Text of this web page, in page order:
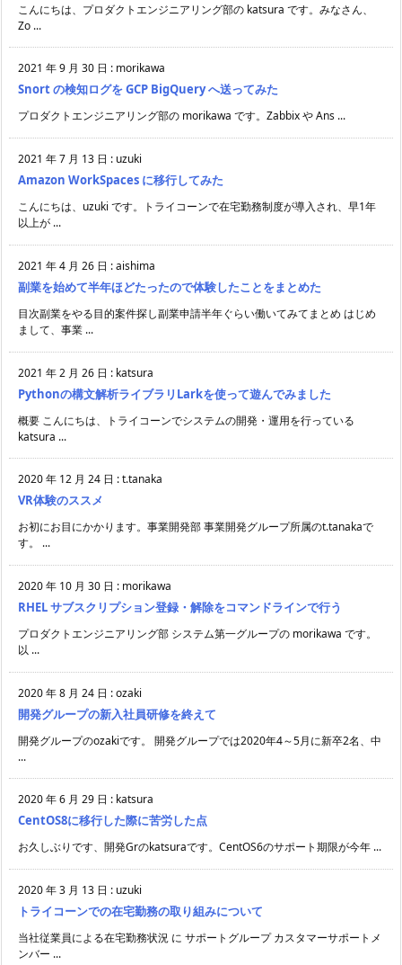
こんにちは、プロダクトエンジニアリング部の katsura です。みなさん、
Zo ...
2021 年 9 月 30 日 : morikawa
Snort の検知ログを GCP BigQuery へ送ってみた
プロダクトエンジニアリング部の morikawa です。Zabbix や Ans ...
2021 年 7 月 13 日 : uzuki
Amazon WorkSpaces に移行してみた
こんにちは、uzuki です。トライコーンで在宅勤務制度が導入され、早1年
以上が ...
2021 年 4 月 26 日 :aishima
副業を始めて半年ほどたったので体験したことをまとめた
目次副業をやる目的案件探し副業申請半年ぐらい働いてみてまとめ はじめ
まして、事業 ...
2021 年 2 月 26 日 : katsura
Pythonの構文解析ライブラリLarkを使って遊んでみました
概要 こんにちは、トライコーンでシステムの開発・運用を行っている
katsura ...
2020 年 12 月 24 日 :t.tanaka
VR体験のススメ
お初にお目にかかります。事業開発部 事業開発グループ所属のt.tanakaで
す。 ...
2020 年 10 月 30 日 : morikawa
RHEL サブスクリプション登録・解除をコマンドラインで行う
プロダクトエンジニアリング部 システム第一グループの morikawa です。
以 ...
2020 年 8 月 24 日 :ozaki
開発グループの新入社員研修を終えて
開発グループのozakiです。 開発グループでは2020年4～5月に新卒2名、中
...
2020 年 6 月 29 日 : katsura
CentOS8に移行した際に苦労した点
お久しぶりです、開発Grのkatsuraです。CentOS6のサポート期限が今年 ...
2020 年 3 月 13 日 : uzuki
トライコーンでの在宅勤務の取り組みについて
当社従業員による在宅勤務状況 に サポートグループ カスタマーサポートメ
ンバー ...